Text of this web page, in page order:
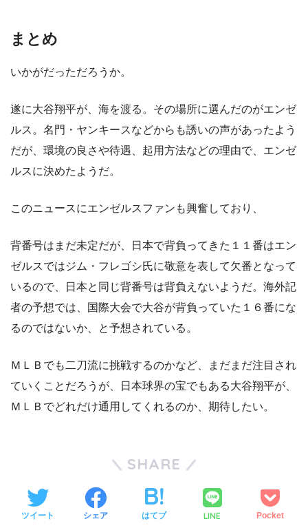
まとめ
いかがだっただろうか。
遂に大谷翔平が、海を渡る。その場所に選んだのがエンゼ
ルス。名門・ヤンキースなどからも誘いの声があったよう
だが、環境の良さや待遇、起用方法などの理由で、エンゼ
ルスに決めたようだ。
このニュースにエンゼルスファンも興奮しており、
背番号はまだ未定だが、日本で背負ってきた１１番はエン
ゼルスではジム・フレゴシ氏に敬意を表して欠番となって
いるので、日本と同じ背番号は背負えないようだ。海外記
者の予想では、国際大会で大谷が背負っていた１６番にな
るのではないか、と予想されている。
ＭＬＢでも二刀流に挑戦するのかなど、まだまだ注目され
ていくことだろうが、日本球界の宝でもある大谷翔平が、
ＭＬＢでどれだけ通用してくれるのか、期待したい。
SHARE
ツイート シェア はてブ LINE Pocket